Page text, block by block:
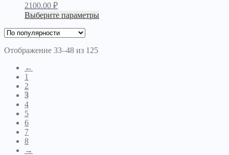
2100.00 ₽
Выберите параметры
Отображение 33–48 из 125
←
1
2
3
4
5
6
7
8
→